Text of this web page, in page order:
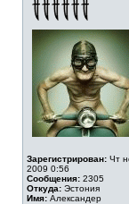
Зарегистрирован: Чт
2009 0:56
Сообщения: 2305
Откуда: Эстония
Имя: Александер